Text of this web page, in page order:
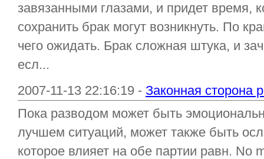
завязанными глазами, и придет время,
сохранить брак могут возникнуть. По
чего ожидать. Брак сложная штука, и
есл...
2007-11-13 22:16:19 - Законная сторона
Пока разводом может быть
лучшем ситуаций, может также быть
которое влияет на обе партии равн. No